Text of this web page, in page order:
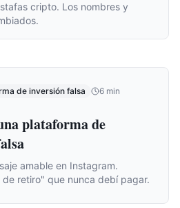
cripto. Los nombres y
de inversión falsa 6 min
plataforma de
amable en Instagram.
retiro" que nunca debí pagar.